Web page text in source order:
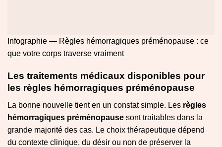
Infographie — Règles hémorragiques préménopause : ce
que votre corps traverse vraiment
Les traitements médicaux disponibles pour
les règles hémorragiques préménopause
La bonne nouvelle tient en un constat simple. Les règles
hémorragiques préménopause sont traitables dans la
grande majorité des cas. Le choix thérapeutique dépend
du contexte clinique, du désir ou non de préserver la